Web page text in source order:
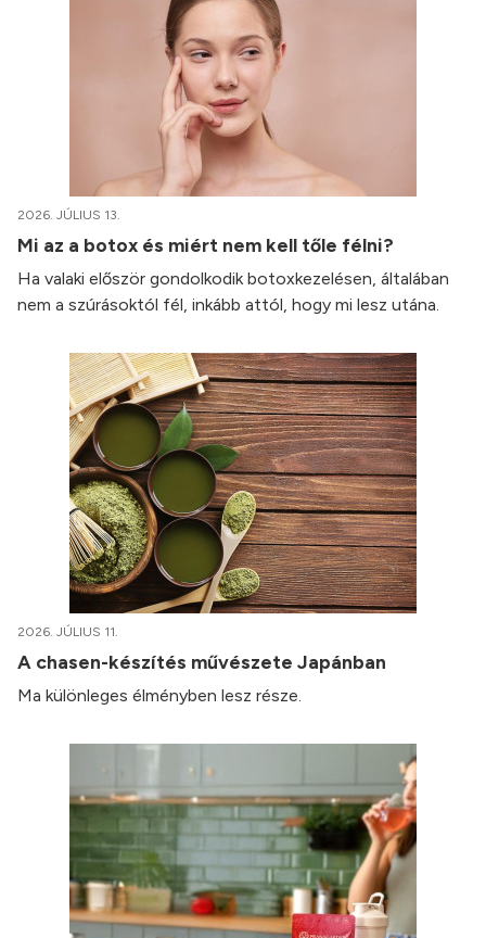
2026. JÚLIUS 13.
Mi az a botox és miért nem kell tőle félni?
Ha valaki először gondolkodik botoxkezelésen, általában
nem a szúrásoktól fél, inkább attól, hogy mi lesz utána.
2026. JÚLIUS 11.
A chasen-készítés művészete Japánban
Ma különleges élményben lesz része.